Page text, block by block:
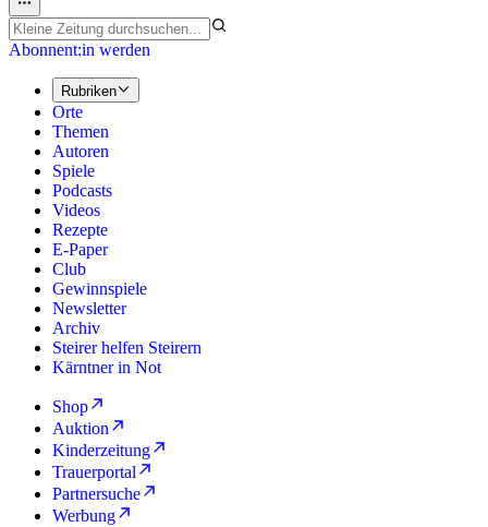
Abonnent:in werden
Rubriken
Orte
Themen
Autoren
Spiele
Podcasts
Videos
Rezepte
E-Paper
Club
Gewinnspiele
Newsletter
Archiv
Steirer helfen Steirern
Kärntner in Not
Shop
Auktion
Kinderzeitung
Trauerportal
Partnersuche
Werbung